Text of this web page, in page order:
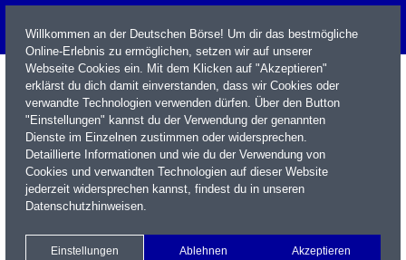
Name / WKN / ISIN / Kürzel
Xetra Realtime
Watchlist Portfolio Login
Willkommen an der Deutschen Börse! Um dir das bestmögliche
Online-Erlebnis zu ermöglichen, setzen wir auf unserer
Webseite Cookies ein. Mit dem Klicken auf "Akzeptieren"
erklärst du dich damit einverstanden, dass wir Cookies oder
verwandte Technologien verwenden dürfen. Über den Button
"Einstellungen" kannst du der Verwendung der genannten
Dienste im Einzelnen zustimmen oder widersprechen.
Detaillierte Informationen und wie du der Verwendung von
Cookies und verwandten Technologien auf dieser Website
jederzeit widersprechen kannst, findest du in unseren
Datenschutzhinweisen.
Einstellungen Ablehnen Akzeptieren